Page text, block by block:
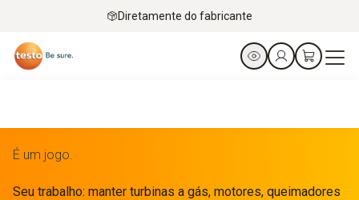
Diretamente do fabricante
É um jogo.
Seu trabalho: manter turbinas a gás, motores, queimadores